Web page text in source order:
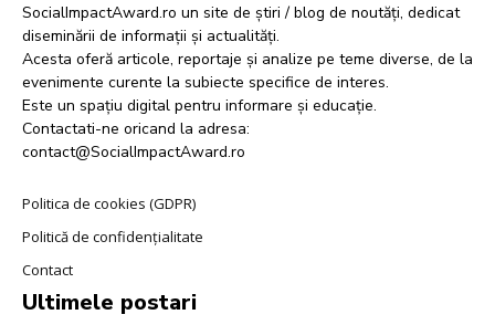
SocialImpactAward.ro un site de știri / blog de noutăți, dedicat
diseminării de informații și actualități.
Acesta oferă articole, reportaje și analize pe teme diverse, de la
evenimente curente la subiecte specifice de interes.
Este un spațiu digital pentru informare și educație.
Contactati-ne oricand la adresa:
contact@SocialImpactAward.ro
Politica de cookies (GDPR)
Politică de confidențialitate
Contact
Ultimele postari